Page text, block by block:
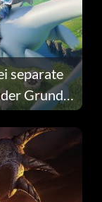
separate
Grund